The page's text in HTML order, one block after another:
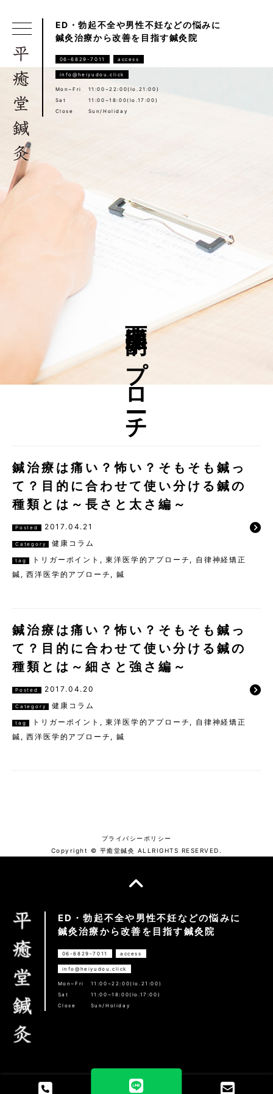
ED・勃起不全や男性不妊などの悩みに
鍼灸治療から改善を目指す鍼灸院
06-6829-7011 access
info@heiyudou.click
Mon~Fri
11:00~22:00(lo.21:00)
Sat
11:00~18:00(lo.17:00)
Close
Sun/Holiday
西洋医学的アプローチ
鍼治療は痛い？怖い？そもそも鍼っ
て？目的に合わせて使い分ける鍼の
種類とは～長さと太さ編～
Posted 2017.04.21
Category 健康コラム
tag トリガーポイント ,東洋医学的アプローチ , 自律神経矯正
鍼 ,西洋医学的アプローチ ,鍼
鍼治療は痛い？怖い？そもそも鍼っ
て？目的に合わせて使い分ける鍼の
種類とは～細さと強さ編～
Posted 2017.04.20
Category 健康コラム
tag トリガーポイント ,東洋医学的アプローチ , 自律神経矯正
鍼 ,西洋医学的アプローチ ,鍼
プライバシーポリシー
Copyright © 平癒堂鍼灸 ALLRIGHTS RESERVED.
ED・勃起不全や男性不妊などの悩みに
鍼灸治療から改善を目指す鍼灸院
06-6829-7011 access
info@heiyudou.click
Mon~Fri
11:00~22:00(lo.21:00)
Sat
11:00~18:00(lo.17:00)
Close
Sun/Holiday